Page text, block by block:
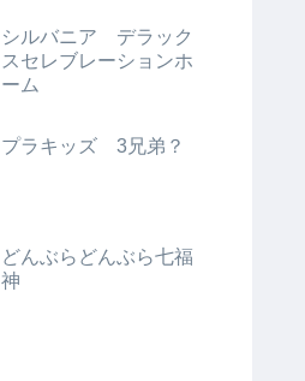
シルバニア デラック
スセレブレーションホ
ーム
プラキッズ 3兄弟？
どんぶらどんぶら七福
神